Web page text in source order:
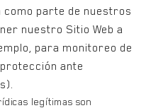
parte de nuestros
nuestro Sitio Web a
para monitoreo de
ante
legítimas son